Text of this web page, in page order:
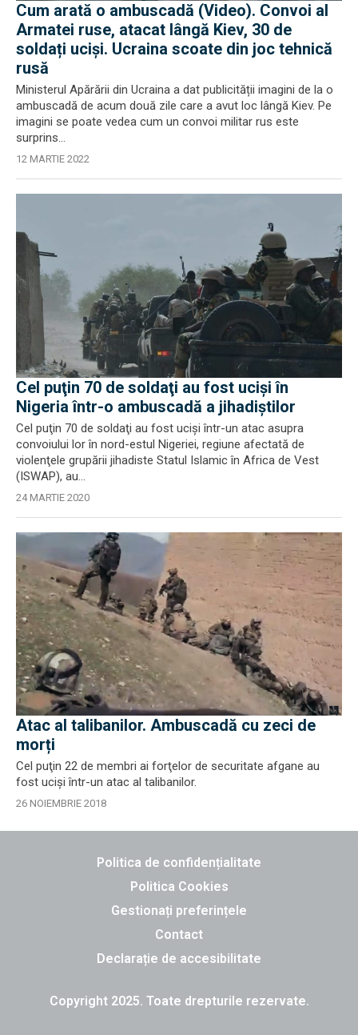
Cum arată o ambuscadă (Video). Convoi al
Armatei ruse, atacat lângă Kiev, 30 de
soldați uciși. Ucraina scoate din joc tehnică
rusă
Ministerul Apărării din Ucraina a dat publicității imagini de la o
ambuscadă de acum două zile care a avut loc lângă Kiev. Pe
imagini se poate vedea cum un convoi militar rus este
surprins...
12 MARTIE 2022
Cel puţin 70 de soldaţi au fost ucişi în
Nigeria într-o ambuscadă a jihadiștilor
Cel puţin 70 de soldaţi au fost ucişi într-un atac asupra
convoiului lor în nord-estul Nigeriei, regiune afectată de
violenţele grupării jihadiste Statul Islamic în Africa de Vest
(ISWAP), au...
24 MARTIE 2020
Atac al talibanilor. Ambuscadă cu zeci de
morți
Cel puţin 22 de membri ai forţelor de securitate afgane au
fost ucişi într-un atac al talibanilor.
26 NOIEMBRIE 2018
Politica de confidențialitate
Politica Cookies
Gestionați preferințele
Contact
Declarație de accesibilitate
Copyright 2025. Toate drepturile rezervate.